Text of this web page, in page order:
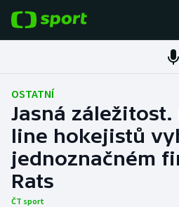
Fotbal
Hokej
Tenis
Atletika
OSTATNÍ
Jasná
line hokejistů
jednoznačném
Rats
ČT sport